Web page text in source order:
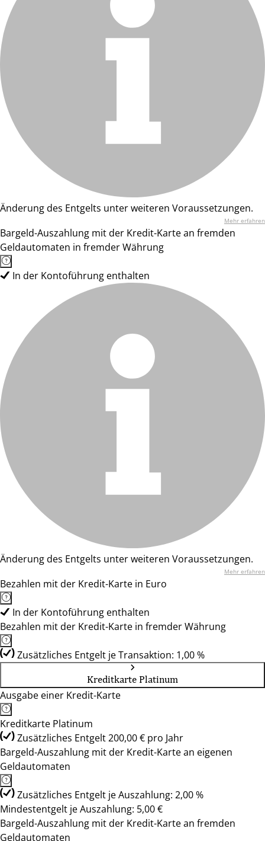
Änderung des Entgelts unter weiteren Voraussetzungen.
Mehr erfahren
Bargeld-Auszahlung mit der Kredit-Karte an fremden
Geldautomaten in fremder Währung
In der Kontoführung enthalten
Änderung des Entgelts unter weiteren Voraussetzungen.
Mehr erfahren
Bezahlen mit der Kredit-Karte in Euro
In der Kontoführung enthalten
Bezahlen mit der Kredit-Karte in fremder Währung
Zusätzliches Entgelt je Transaktion: 1,00 %
Kreditkarte Platinum
Ausgabe einer Kredit-Karte
Kreditkarte Platinum
Zusätzliches Entgelt 200,00 € pro Jahr
Bargeld-Auszahlung mit der Kredit-Karte an eigenen
Geldautomaten
Zusätzliches Entgelt je Auszahlung: 2,00 %
Mindestentgelt je Auszahlung: 5,00 €
Bargeld-Auszahlung mit der Kredit-Karte an fremden
Geldautomaten